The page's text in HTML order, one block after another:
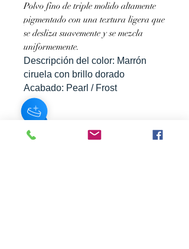
Polvo fino de triple molido altamente
pigmentado con una textura ligera que
se desliza suavemente y se mezcla
uniformemente.
Descripción del color: Marrón
ciruela con brillo dorado
Acabado: Pearl / Frost